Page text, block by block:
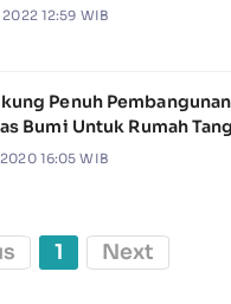
12:59 WIB
Penuh Pembangunan
Bumi Untuk Rumah
16:05 WIB
1 Next